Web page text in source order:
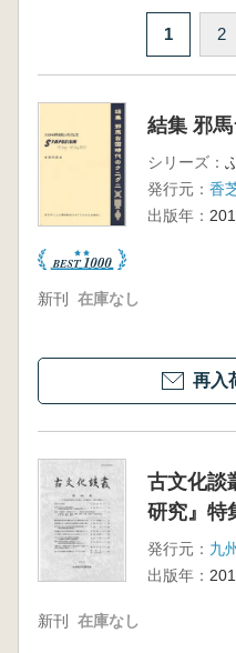
1 2
結集 邪
シリーズ：
発行元：
出版年：
新刊 在庫なし
再入
古文化
研究』
発行元： 九
出版年：
新刊 在庫なし